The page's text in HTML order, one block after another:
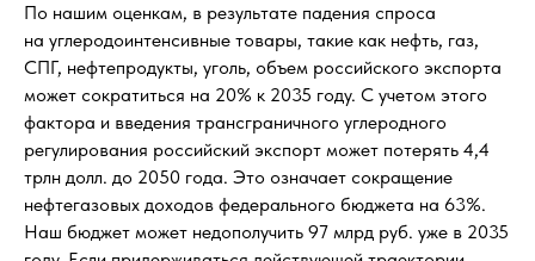
По нашим оценкам, в результате падения спроса
на углеродоинтенсивные товары, такие как нефть, газ,
СПГ, нефтепродукты, уголь, объем российского экспорта
может сократиться на 20% к 2035 году. С учетом этого
фактора и введения трансграничного углеродного
регулирования российский экспорт может потерять 4,4
трлн долл. до 2050 года. Это означает сокращение
нефтегазовых доходов федерального бюджета на 63%.
Наш бюджет может недополучить 97 млрд руб. уже в 2035